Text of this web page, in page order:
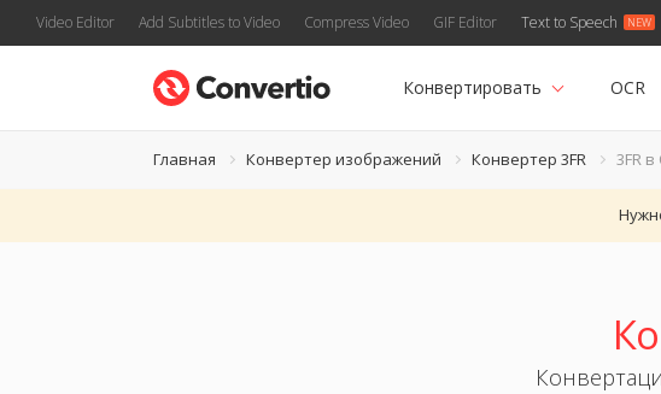
Video Editor Add Subtitles to Video Compress Video GIF Editor Text to Speech
Конвертировать OCR
Главная Конвертер изображений Конвертер 3FR 3FR в